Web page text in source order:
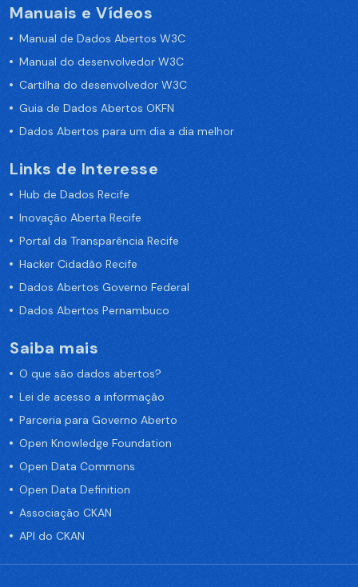
Manuais e Vídeos
Manual de Dados Abertos W3C
Manual do desenvolvedor W3C
Cartilha do desenvolvedor W3C
Guia de Dados Abertos OKFN
Dados Abertos para um dia a dia melhor
Links de Interesse
Hub de Dados Recife
Inovação Aberta Recife
Portal da Transparência Recife
Hacker Cidadão Recife
Dados Abertos Governo Federal
Dados Abertos Pernambuco
Saiba mais
O que são dados abertos?
Lei de acesso a informação
Parceria para Governo Aberto
Open Knowledge Foundation
Open Data Commons
Open Data Definition
Associação CKAN
API do CKAN